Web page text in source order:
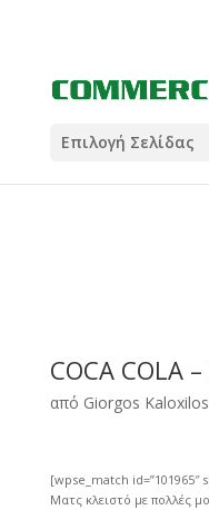
Coral
Επιλογή Σελίδας
COCA COLA
από Giorgos Kaloxilos
[wpse_match id=”101965″
Ματς κλειστό με πολλές